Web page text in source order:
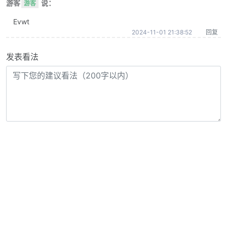
游客 游客 说：
Evwt
2024-11-01 21:38:52 回复
发表看法